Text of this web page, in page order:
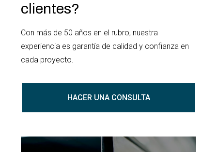
clientes?
Con más de 50 años en el rubro, nuestra
experiencia es garantía de calidad y confianza en
cada proyecto.
HACER UNA CONSULTA